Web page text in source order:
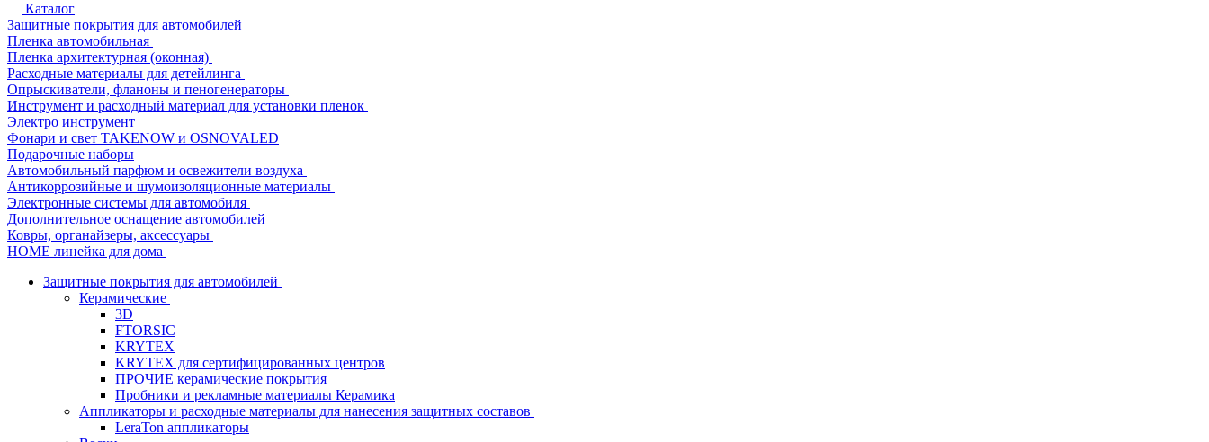
Каталог
Защитные покрытия для автомобилей
Пленка автомобильная
Пленка архитектурная (оконная)
Расходные материалы для детейлинга
Опрыскиватели, фланоны и пеногенераторы
Инструмент и расходный материал для установки пленок
Электро инструмент
Фонари и свет TAKENOW и OSNOVALED
Подарочные наборы
Автомобильный парфюм и освежители воздуха
Антикоррозийные и шумоизоляционные материалы
Электронные системы для автомобиля
Дополнительное оснащение автомобилей
Ковры, органайзеры, аксессуары
HOME линейка для дома
Защитные покрытия для автомобилей
Керамические
3D
FTORSIC
KRYTEX
KRYTEX для сертифицированных центров
ПРОЧИЕ керамические покрытия
Пробники и рекламные материалы Керамика
Аппликаторы и расходные материалы для нанесения защитных составов
LeraTon аппликаторы